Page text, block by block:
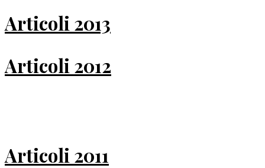
Articoli 2013
Articoli 2012
Articoli 2011